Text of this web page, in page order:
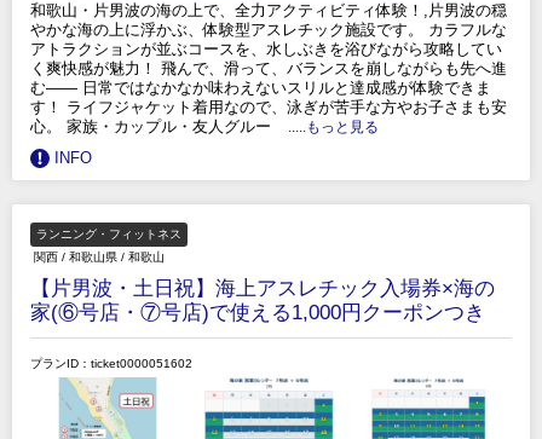
和歌山・片男波の海の上で、全力アクティビティ体験！,片男波の穏
やかな海の上に浮かぶ、体験型アスレチック施設です。 カラフルな
アトラクションが並ぶコースを、水しぶきを浴びながら攻略してい
く爽快感が魅力！ 飛んで、滑って、バランスを崩しながらも先へ進
む—— 日常ではなかなか味わえないスリルと達成感が体験できま
す！ ライフジャケット着用なので、泳ぎが苦手な方やお子さまも安
心。 家族・カップル・友人グルー
.....もっと見る
INFO
ランニング・フィットネス
関西 / 和歌山県 / 和歌山
【片男波・土日祝】海上アスレチック入場券×海の
家(⑥号店・⑦号店)で使える1,000円クーポンつき
プランID：ticket0000051602